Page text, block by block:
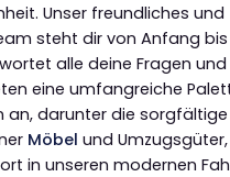
Unser freundliches und
steht dir von Anfang bis
alle deine Fragen und
eine umfangreiche
an, darunter die sorgfältige
Möbel und
in unseren modernen